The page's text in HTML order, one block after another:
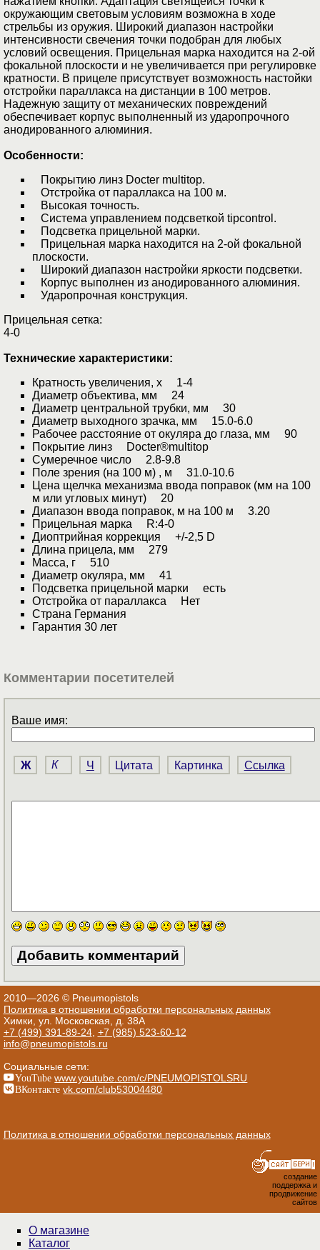
окружающим световым условиям возможна в ходе
стрельбы из оружия. Широкий диапазон настройки
интенсивности свечения точки подобран для любых
условий освещения. Прицельная марка находится на 2-ой
фокальной плоскости и не увеличивается при регулировке
кратности. В прицеле присутствует возможность настойки
отстройки параллакса на дистанции в 100 метров.
Надежную защиту от механических повреждений
обеспечивает корпус выполненный из ударопрочного
анодированного алюминия.
Особенности:
Покрытию линз Docter multitop.
Отстройка от параллакса на 100 м.
Высокая точность.
Система управлением подсветкой tipcontrol.
Подсветка прицельной марки.
Прицельная марка находится на 2-ой фокальной
плоскости.
Широкий диапазон настройки яркости подсветки.
Корпус выполнен из анодированного алюминия.
Ударопрочная конструкция.
Прицельная сетка:
4-0
Технические характеристики:
Кратность увеличения, х 1-4
Диаметр объектива, мм 24
Диаметр центральной трубки, мм 30
Диаметр выходного зрачка, мм 15.0-6.0
Рабочее расстояние от окуляра до глаза, мм 90
Покрытие линз Docter®multitop
Сумеречное число 2.8-9.8
Поле зрения (на 100 м) , м 31.0-10.6
Цена щелчка механизма ввода поправок (мм на 100
м или угловых минут) 20
Диапазон ввода поправок, м на 100 м 3.20
Прицельная марка R:4-0
Диоптрийная коррекция +/-2,5 D
Длина прицела, мм 279
Масса, г 510
Диаметр окуляра, мм 41
Подсветка прицельной марки есть
Отстройка от параллакса Нет
Страна Германия
Гарантия 30 лет
Комментарии посетителей
Ваше имя:
Ж К Ч Цитата Картинка Ссылка
2010—2026 © Pneumopistols
Политика в отношении обработки персональных данных
Химки, ул. Московская, д. 38А
+7 (499) 391-89-24, +7 (985) 523-60-12
info@pneumopistols.ru
Социальные сети:
YouTube www.youtube.com/c/PNEUMOPISTOLSRU
ВКонтакте vk.com/club53004480
Политика в отношении обработки персональных данных
создание
поддержка и
продвижение
сайтов
О магазине
Каталог